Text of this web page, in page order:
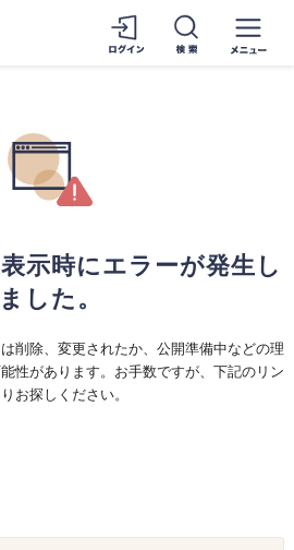
示時にエラーが発生し
ました。
削除、変更されたか、公開準備中などの理
性があります。お手数ですが、下記のリン
お探しください。